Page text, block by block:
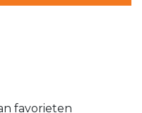
favorieten